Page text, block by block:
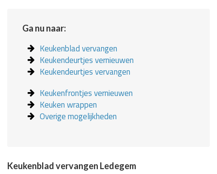
Ga nu naar:
Keukenblad vervangen
Keukendeurtjes vernieuwen
Keukendeurtjes vervangen
Keukenfrontjes vernieuwen
Keuken wrappen
Overige mogelijkheden
Keukenblad vervangen Ledegem